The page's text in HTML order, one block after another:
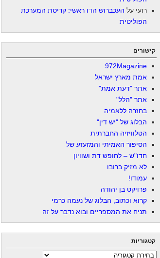
רועי על העכברוש הדו ראשי: קריסת המערכת
הפוליטית
קישורים
972Magazine
אמת מארץ ישראל
אתר "דעת אמת"
אתר "הלל"
בחזרה ללאמיה
הבלוג של "יש דין"
הטלוויזיה החברתית
הסיפור האמיתי והמזעזע של
חדו"ש – לחופש דת ושוויון
לא מזיק ברובו
עמודו!
פרויקט בן יהודה
קרוא וכתוב, הבלוג של נעמה כרמי
תניח את המספריים ובוא נדבר על זה
קטגוריות
קטגוריות